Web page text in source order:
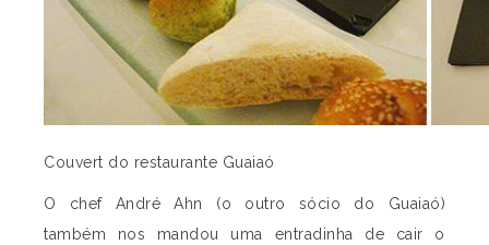
Couvert do restaurante Guaiaó
O chef André Ahn (o outro sócio do Guaiaó)
também nos mandou uma entradinha de cair o